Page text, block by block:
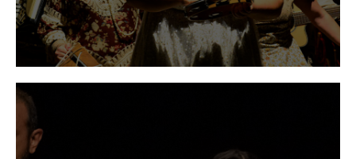
do mundo, ao acreditar que não há um lugar